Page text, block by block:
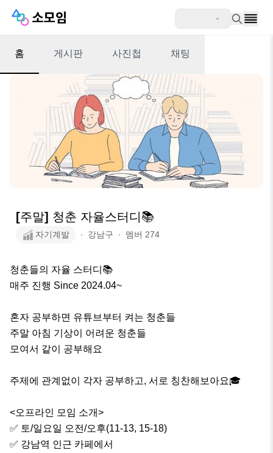
홈 게시판 사진첩 채팅
[주말] 청춘 자율스터디📚
자기계발 ∙ 강남구 ∙ 멤버 274
청춘들의 자율 스터디📚
매주 진행 Since 2024.04~
혼자 공부하면 유튜브부터 켜는 청춘들
주말 아침 기상이 어려운 청춘들
모여서 같이 공부해요
주제에 관계없이 각자 공부하고, 서로 칭찬해보아요🎓
<오프라인 모임 소개>
✅ 토/일요일 오전/오후(11-13, 15-18)
✅ 강남역 인근 카페에서